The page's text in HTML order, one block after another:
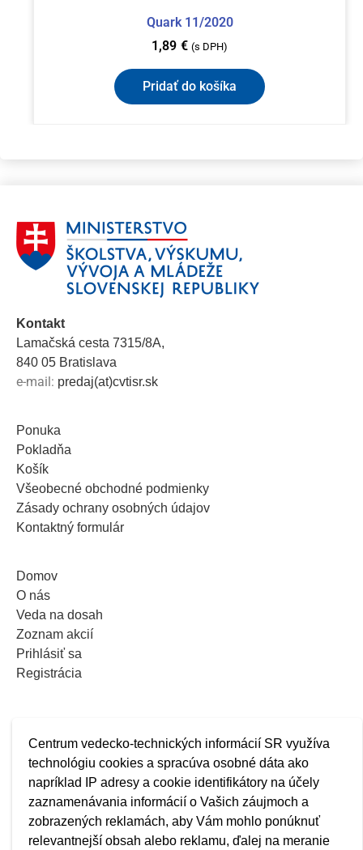
Centrum vedecko-technických informácií SR využíva
technológiu cookies a spracúva osobné dáta ako
napríklad IP adresy a cookie identifikátory na účely
zaznamenávania informácií o Vašich záujmoch a
zobrazených reklamách, aby Vám mohlo ponúknuť
relevantnejší obsah alebo reklamu, ďalej na meranie
Quark 11/2020
1,89 € (s DPH)
Pridať do košíka
Kontakt
Lamačská cesta 7315/8A,
840 05 Bratislava
e-mail: predaj(at)cvtisr.sk
Ponuka
Pokladňa
Košík
Všeobecné obchodné podmienky
Zásady ochrany osobných údajov
Kontaktný formulár
Domov
O nás
Veda na dosah
Zoznam akcií
Prihlásiť sa
Registrácia